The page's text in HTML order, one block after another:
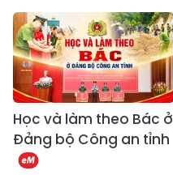
Học và làm theo Bác ở
Đảng bộ Công an tỉnh